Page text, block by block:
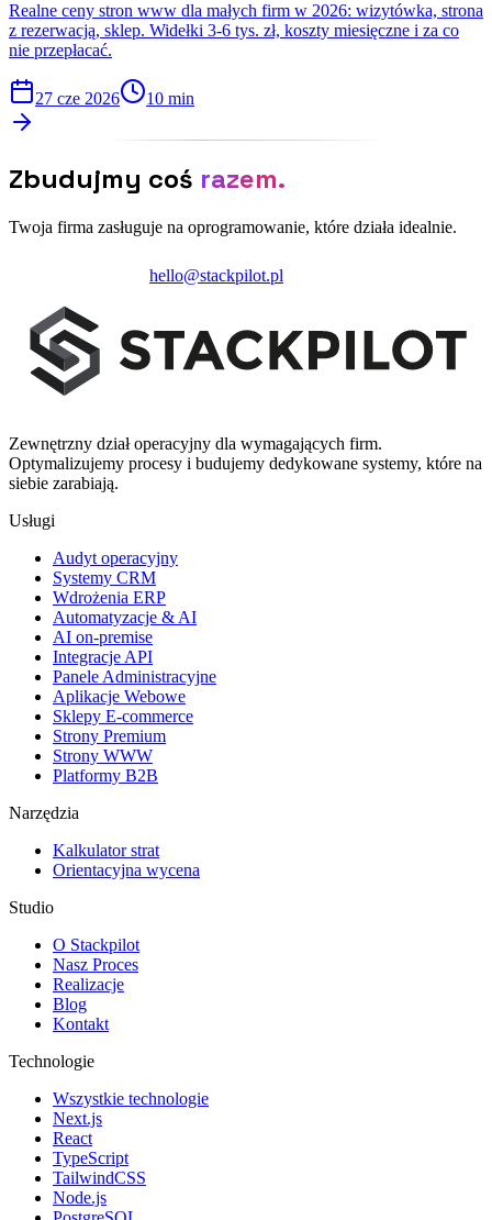
Realne ceny stron www dla małych firm w 2026: wizytówka, strona
z rezerwacją, sklep. Widełki 3-6 tys. zł, koszty miesięczne i za co
nie przepłacać.
27 cze 2026 10 min
Zbudujmy coś razem.
Twoja firma zasługuje na oprogramowanie, które działa idealnie.
hello@stackpilot.pl
Zewnętrzny dział operacyjny dla wymagających firm.
Optymalizujemy procesy i budujemy dedykowane systemy, które na
siebie zarabiają.
Usługi
Audyt operacyjny
Systemy CRM
Wdrożenia ERP
Automatyzacje & AI
AI on-premise
Integracje API
Panele Administracyjne
Aplikacje Webowe
Sklepy E-commerce
Strony Premium
Strony WWW
Platformy B2B
Narzędzia
Kalkulator strat
Orientacyjna wycena
Studio
O Stackpilot
Nasz Proces
Realizacje
Blog
Kontakt
Technologie
Wszystkie technologie
Next.js
React
TypeScript
TailwindCSS
Node.js